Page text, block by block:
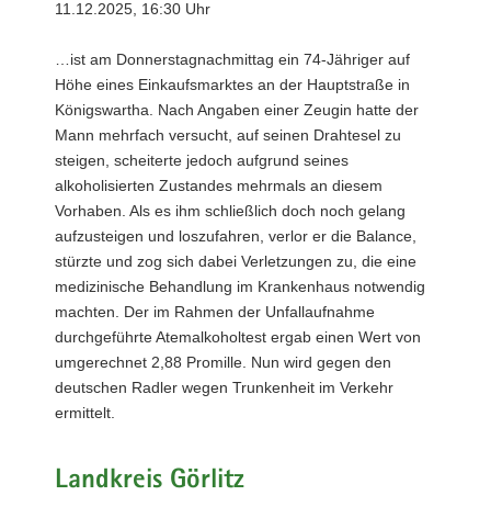
11.12.2025, 16:30 Uhr
…ist am Donnerstagnachmittag ein 74-Jähriger auf
Höhe eines Einkaufsmarktes an der Hauptstraße in
Königswartha. Nach Angaben einer Zeugin hatte der
Mann mehrfach versucht, auf seinen Drahtesel zu
steigen, scheiterte jedoch aufgrund seines
alkoholisierten Zustandes mehrmals an diesem
Vorhaben. Als es ihm schließlich doch noch gelang
aufzusteigen und loszufahren, verlor er die Balance,
stürzte und zog sich dabei Verletzungen zu, die eine
medizinische Behandlung im Krankenhaus notwendig
machten. Der im Rahmen der Unfallaufnahme
durchgeführte Atemalkoholtest ergab einen Wert von
umgerechnet 2,88 Promille. Nun wird gegen den
deutschen Radler wegen Trunkenheit im Verkehr
ermittelt.
Landkreis Görlitz